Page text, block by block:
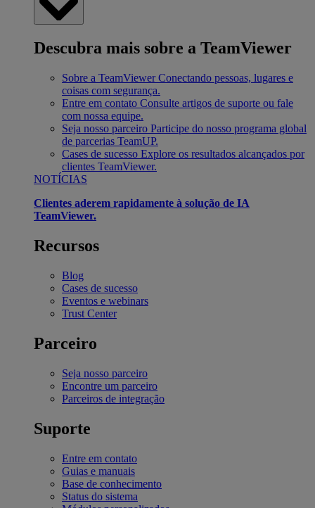
Descubra mais sobre a TeamViewer
Sobre a TeamViewer Conectando pessoas, lugares e
coisas com segurança.
Entre em contato Consulte artigos de suporte ou fale
com nossa equipe.
Seja nosso parceiro Participe do nosso programa global
de parcerias TeamUP.
Cases de sucesso Explore os resultados alcançados por
clientes TeamViewer.
NOTÍCIAS
Clientes aderem rapidamente à solução de IA
TeamViewer.
Recursos
Blog
Cases de sucesso
Eventos e webinars
Trust Center
Parceiro
Seja nosso parceiro
Encontre um parceiro
Parceiros de integração
Suporte
Entre em contato
Guias e manuais
Base de conhecimento
Status do sistema